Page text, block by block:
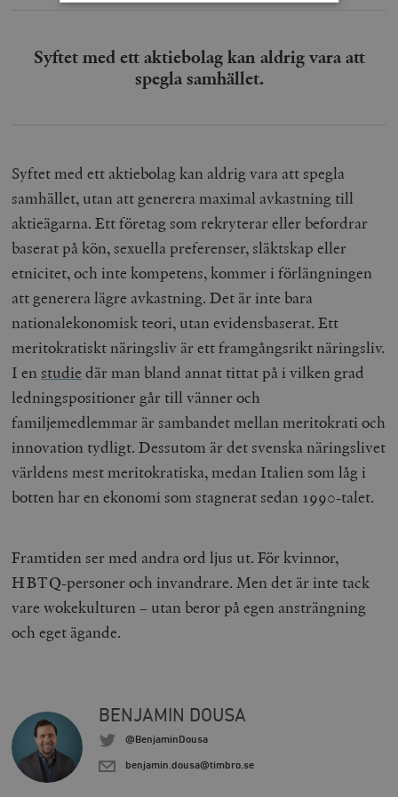
Syftet med ett aktiebolag kan aldrig vara att
spegla samhället.
Syftet med ett aktiebolag kan aldrig vara att spegla
samhället, utan att generera maximal avkastning till
aktieägarna. Ett företag som rekryterar eller befordrar
baserat på kön, sexuella preferenser, släktskap eller
etnicitet, och inte kompetens, kommer i förlängningen
att generera lägre avkastning. Det är inte bara
nationalekonomisk teori, utan evidensbaserat. Ett
meritokratiskt näringsliv är ett framgångsrikt näringsliv.
I en studie där man bland annat tittat på i vilken grad
ledningspositioner går till vänner och
familjemedlemmar är sambandet mellan meritokrati och
innovation tydligt. Dessutom är det svenska näringslivet
världens mest meritokratiska, medan Italien som låg i
botten har en ekonomi som stagnerat sedan 1990-talet.
Framtiden ser med andra ord ljus ut. För kvinnor,
HBTQ-personer och invandrare. Men det är inte tack
vare wokekulturen – utan beror på egen ansträngning
och eget ägande.
BENJAMIN DOUSA
@BenjaminDousa
benjamin.dousa@timbro.se
Marknadsföring Funktioner
Namn
Leverantör
/ Domän
woocommerce_cart_hash
Automattic
Inc.
timbro.se
_hjFirstSeen
woocommerce_items_in_cart
Automattic
timbro.se
wp_woocommerce_session_[abcdef0123456789]
timbro.se
Inc.